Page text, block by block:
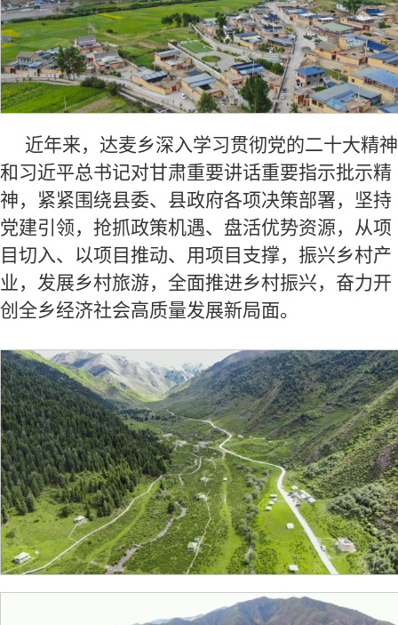
近年来，达麦乡深入学习贯彻党的二十大精神
和习近平总书记对甘肃重要讲话重要指示批示精
神，紧紧围绕县委、县政府各项决策部署，坚持
党建引领，抢抓政策机遇、盘活优势资源，从项
目切入、以项目推动、用项目支撑，振兴乡村产
业，发展乡村旅游，全面推进乡村振兴，奋力开
创全乡经济社会高质量发展新局面。